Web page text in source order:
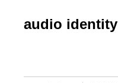
audio